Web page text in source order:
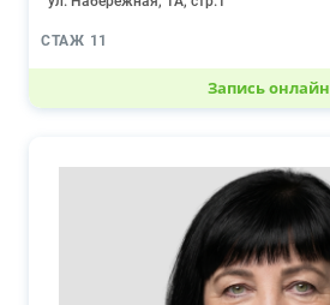
СТАЖ 11
Запись онлайн